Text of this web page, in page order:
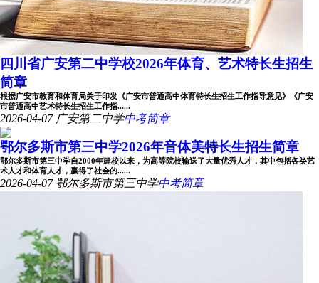
四川省广安第二中学校2026年体育、艺术特长生招生
简章
根据广安市教育和体育局关于印发《广安市普通高中体育特长生招生工作指导意见》《广安
市普通高中艺术特长生招生工作指......
2026-04-07 广安第二中学中考简章
鄂尔多斯市第三中学2026年音体美特长生招生简章
鄂尔多斯市第三中学自2000年建校以来，为高等院校输送了大量优秀人才，其中包括各类艺
术人才和体育人才，赢得了社会的......
2026-04-07 鄂尔多斯市第三中学中考简章